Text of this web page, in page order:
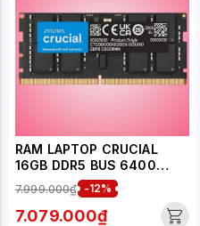
RAM LAPTOP CRUCIAL
16GB DDR5 BUS 6400
(CT16G64C52CS5)
7.999.000₫ -12%
7.079.000₫